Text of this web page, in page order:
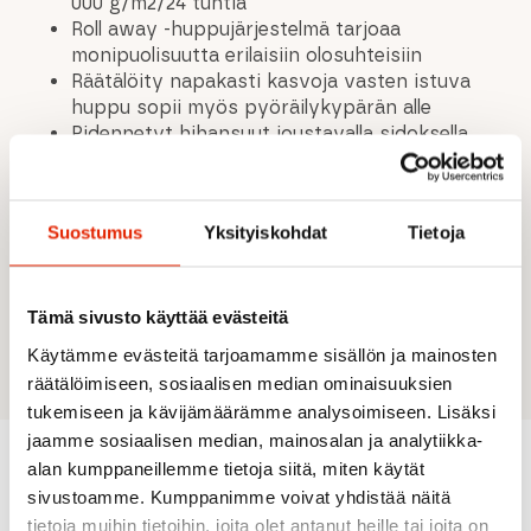
Suostumus Yksityiskohdat Tietoja
Tämä sivusto käyttää evästeitä
Käytämme evästeitä tarjoamamme sisällön ja mainosten
räätälöimiseen, sosiaalisen median ominaisuuksien
tukemiseen ja kävijämäärämme analysoimiseen. Lisäksi
jaamme sosiaalisen median, mainosalan ja analytiikka-
alan kumppaneillemme tietoja siitä, miten käytät
sivustoamme. Kumppanimme voivat yhdistää näitä
tietoja muihin tietoihin, joita olet antanut heille tai joita on
Roll away -huppujärjestelmä tarjoaa
monipuolisuutta erilaisiin olosuhteisiin
Räätälöity napakasti kasvoja vasten istuva
huppu sopii myös pyöräilykypärän alle
Pidennetyt hihansuut joustavalla sidoksella
optimoimaan käsien lämmön näkyvissä ajon
silikonireunuksella auttaa pitämään takin
paikoillaan ajon aikana
Pussissa on kiinnitysjärjestelmä turvalliseen
Suositeltua sinulle